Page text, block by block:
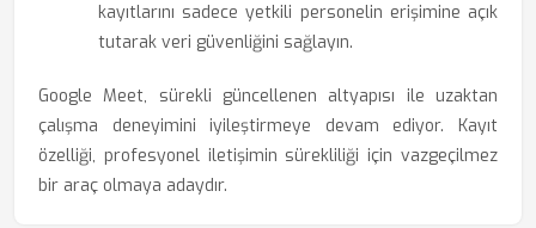
kayıtlarını sadece yetkili personelin erişimine açık
tutarak veri güvenliğini sağlayın.
Google Meet, sürekli güncellenen altyapısı ile uzaktan
çalışma deneyimini iyileştirmeye devam ediyor. Kayıt
özelliği, profesyonel iletişimin sürekliliği için vazgeçilmez
bir araç olmaya adaydır.